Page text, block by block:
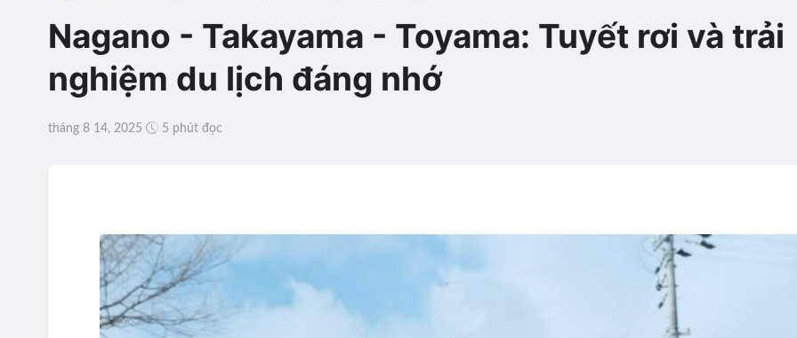
Nagano - Takayama - Toyama: Tuyết rơi và trải
nghiệm du lịch đáng nhớ
tháng 8 14, 2025 5 phút đọc